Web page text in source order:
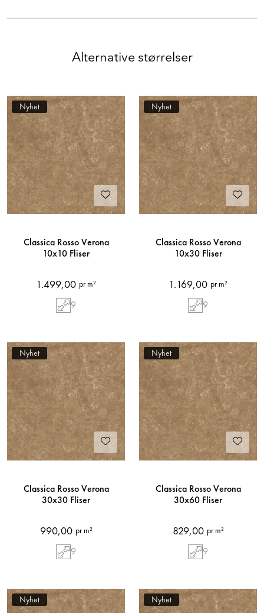
Alternative størrelser
Nyhet
Classica Rosso Verona
10x10 Fliser
1.499,00 pr m²
9
Nyhet
Classica Rosso Verona
10x30 Fliser
1.169,00 pr m²
9
Nyhet
Classica Rosso Verona
30x30 Fliser
990,00 pr m²
9
Nyhet
Classica Rosso Verona
30x60 Fliser
829,00 pr m²
9
Nyhet Nyhet